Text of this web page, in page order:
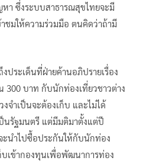
า ซึ่งระบบสาธารณสุขไทยจะมี
ชมให้ความร่วมมือ ตนคิดว่าถ้ามี
ระเด็นที่ฝ่ายค้านอภิปรายเรื่อง
300 บาท กับนักท่องเที่ยวชาวต่าง
จำเป็นจะต้องเก็บ และไม่ได้
ป็นรัฐมนตรี แต่มีมติมาตั้งแต่ปี
ะนำไปซื้อประกันให้กับนักท่อง
บเข้ากองทุนเพื่อพัฒนาการท่อง